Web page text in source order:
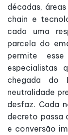
décadas,
chain e
cada uma
parcela do
permite
especialistas
chegada do
neutralidade
desfaz. Cada
decreto passa
e conversão